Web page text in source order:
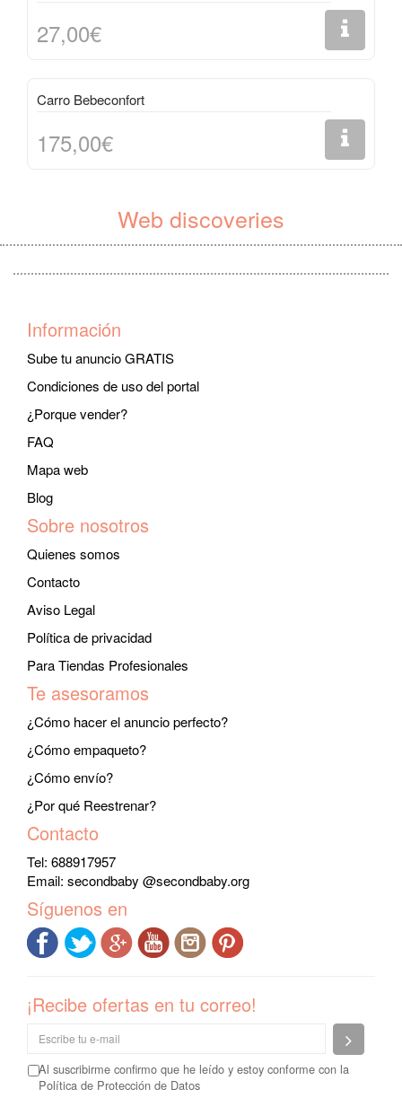
27,00€
Carro Bebeconfort
175,00€
Web discoveries
Información
Sube tu anuncio GRATIS
Condiciones de uso del portal
¿Porque vender?
FAQ
Mapa web
Blog
Sobre nosotros
Quienes somos
Contacto
Aviso Legal
Política de privacidad
Para Tiendas Profesionales
Te asesoramos
¿Cómo hacer el anuncio perfecto?
¿Cómo empaqueto?
¿Cómo envío?
¿Por qué Reestrenar?
Contacto
Tel: 688917957
Email: secondbaby @secondbaby.org
Síguenos en
¡Recibe ofertas en tu correo!
Al suscribirme confirmo que he leído y estoy conforme con la
Política de Protección de Datos